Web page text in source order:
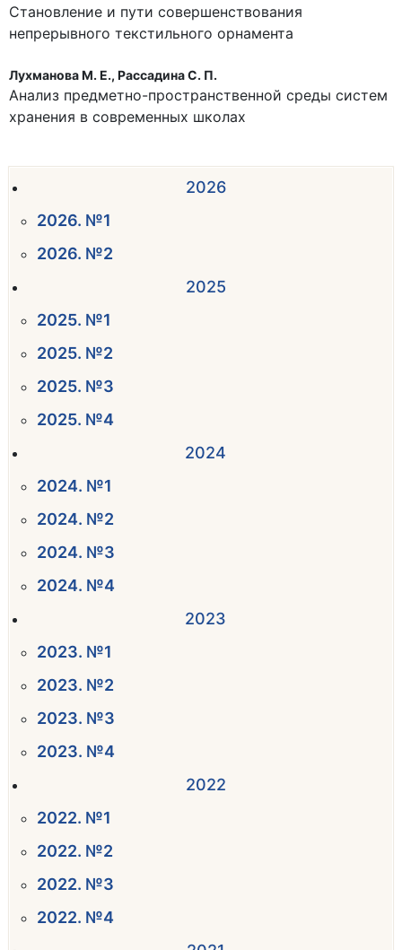
Становление и пути совершенствования
непрерывного текстильного орнамента
Лухманова М. Е., Рассадина С. П.
Анализ предметно-пространственной среды систем
хранения в современных школах
2026
2026. №1
2026. №2
2025
2025. №1
2025. №2
2025. №3
2025. №4
2024
2024. №1
2024. №2
2024. №3
2024. №4
2023
2023. №1
2023. №2
2023. №3
2023. №4
2022
2022. №1
2022. №2
2022. №3
2022. №4